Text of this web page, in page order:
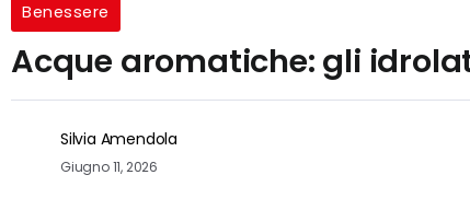
Benessere
Acque aromatiche: gli
Silvia Amendola
Giugno 11, 2026